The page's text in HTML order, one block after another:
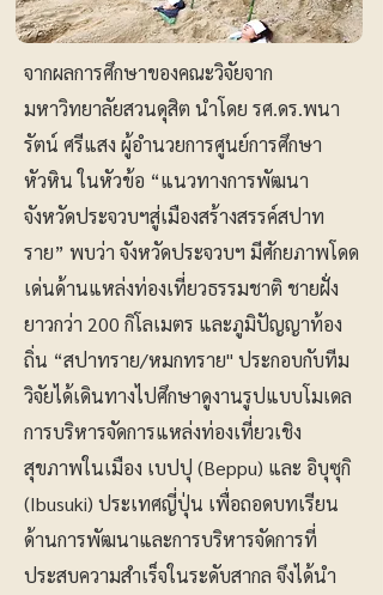
จากผลการศึกษาของคณะวิจัยจาก
มหาวิทยาลัยสวนดุสิต นำโดย รศ.ดร.พนา
รัตน์ ศรีแสง ผู้อำนวยการศูนย์การศึกษา
หัวหิน ในหัวข้อ “แนวทางการพัฒนา
จังหวัดประจวบฯสู่เมืองสร้างสรรค์สปาท
ราย” พบว่า จังหวัดประจวบฯ มีศักยภาพโดด
เด่นด้านแหล่งท่องเที่ยวธรรมชาติ ชายฝั่ง
ยาวกว่า 200 กิโลเมตร และภูมิปัญญาท้อง
ถิ่น “สปาทราย/หมกทราย" ประกอบกับทีม
วิจัยได้เดินทางไปศึกษาดูงานรูปแบบโมเดล
การบริหารจัดการแหล่งท่องเที่ยวเชิง
สุขภาพในเมือง เบปปุ (Beppu) และ อิบุซุกิ
(Ibusuki) ประเทศญี่ปุ่น เพื่อถอดบทเรียน
ด้านการพัฒนาและการบริหารจัดการที่
ประสบความสำเร็จในระดับสากล จึงได้นำ